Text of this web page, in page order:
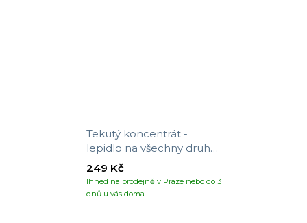
Tekutý koncentrát -
lepidlo na všechny druhy
tapet
Ihned na prodejně v Praze nebo do 3
dnů u vás doma
249 Kč